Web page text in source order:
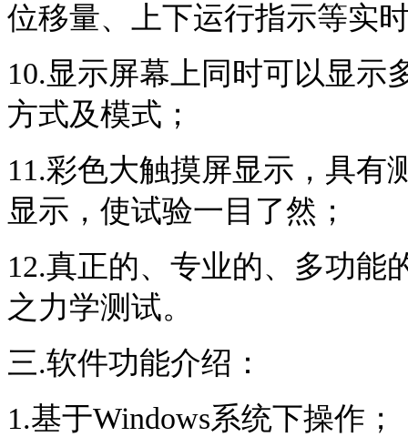
位移量、上下运行指示等实
10.显示屏幕上同时可以显示
方式及模式；
11.彩色大触摸屏显示，具有
显示，使试验一目了然；
12.真正的、专业的、多功能
之力学测试。
三.软件功能介绍：
1.基于Windows系统下操作；